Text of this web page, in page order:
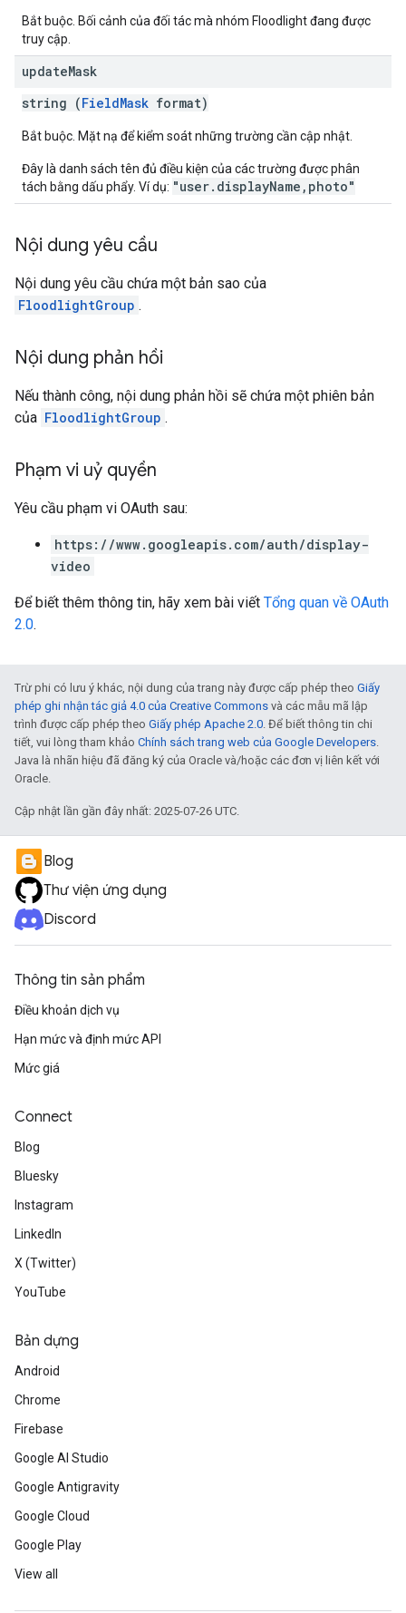
Bắt buộc. Bối cảnh của đối tác mà nhóm Floodlight đang được
truy cập.
updateMask
string (FieldMask format)
Bắt buộc. Mặt nạ để kiểm soát những trường cần cập nhật.
Đây là danh sách tên đủ điều kiện của các trường được phân
tách bằng dấu phẩy. Ví dụ: "user.displayName,photo"
Nội dung yêu cầu
Nội dung yêu cầu chứa một bản sao của
FloodlightGroup .
Nội dung phản hồi
Nếu thành công, nội dung phản hồi sẽ chứa một phiên bản
của FloodlightGroup .
Phạm vi uỷ quyền
Yêu cầu phạm vi OAuth sau:
https://www.googleapis.com/auth/display-
video
Để biết thêm thông tin, hãy xem bài viết Tổng quan về OAuth
2.0.
Trừ phi có lưu ý khác, nội dung của trang này được cấp phép theo Giấy
phép ghi nhận tác giả 4.0 của Creative Commons và các mẫu mã lập
trình được cấp phép theo Giấy phép Apache 2.0. Để biết thông tin chi
tiết, vui lòng tham khảo Chính sách trang web của Google Developers.
Java là nhãn hiệu đã đăng ký của Oracle và/hoặc các đơn vị liên kết với
Oracle.
Cập nhật lần gần đây nhất: 2025-07-26 UTC.
Blog
Thư viện ứng dụng
Discord
Thông tin sản phẩm
Điều khoản dịch vụ
Hạn mức và định mức API
Mức giá
Connect
Blog
Bluesky
Instagram
LinkedIn
X (Twitter)
YouTube
Bản dựng
Android
Chrome
Firebase
Google AI Studio
Google Antigravity
Google Cloud
Google Play
View all